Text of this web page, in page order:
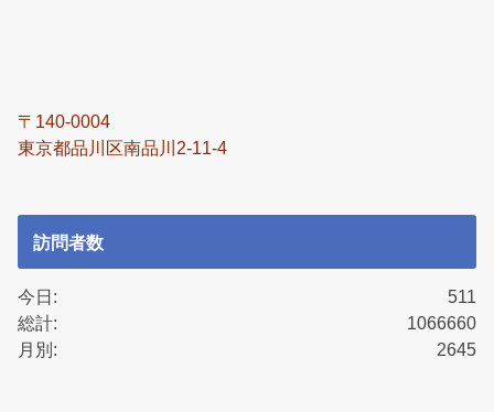
〒140-0004
東京都品川区南品川2-11-4
訪問者数
511
今日:
1066660
総計:
2645
月別: